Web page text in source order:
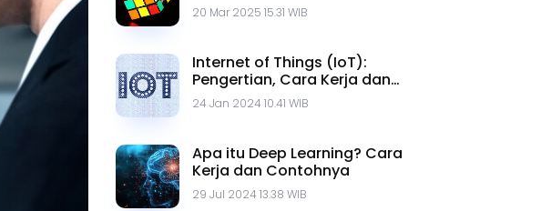
20 Mar 2025 15.31 WIB
Internet of Things (IoT):
Pengertian, Cara Kerja dan
Contohnya
24 Jan 2024 10.41 WIB
Apa itu Deep Learning? Cara
Kerja dan Contohnya
29 Jul 2024 13.38 WIB